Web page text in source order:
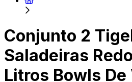
Conjunto 2
Saladeiras
Litros Bowls